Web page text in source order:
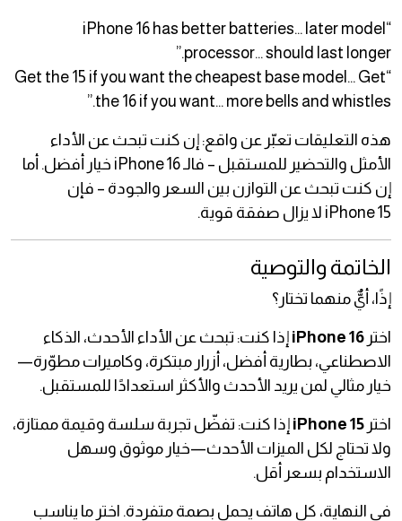
“iPhone 16 has better batteries… later model
processor… should last longer.”
“Get the 15 if you want the cheapest base model… Get
the 16 if you want… more bells and whistles.”
هذه التعليقات تعبّر عن واقع: إن كنت تبحث عن الأداء
الأمثل والتحضير للمستقبل – فالـ iPhone 16 خيار أفضل. أما
إن كنت تبحث عن التوازن بين السعر والجودة – فإن
iPhone 15 لا يزال صفقة قوية.
الخاتمة والتوصية
إذًا، أيٌّ منهما تختار؟
اختر iPhone 16 إذا كنت: تبحث عن الأداء الأحدث، الذكاء
الاصطناعي، بطارية أفضل، أزرار مبتكرة، وكاميرات مطوّرة—
خيار مثالي لمن يريد الأحدث والأكثر استعدادًا للمستقبل.
اختر iPhone 15 إذا كنت: تفضّل تجربة سلسة وقيمة ممتازة،
ولا تحتاج لكل الميزات الأحدث—خيار موثوق وسهل
الاستخدام بسعر أقل.
في النهاية، كل هاتف يحمل بصمة متفردة. اختر ما يناسب